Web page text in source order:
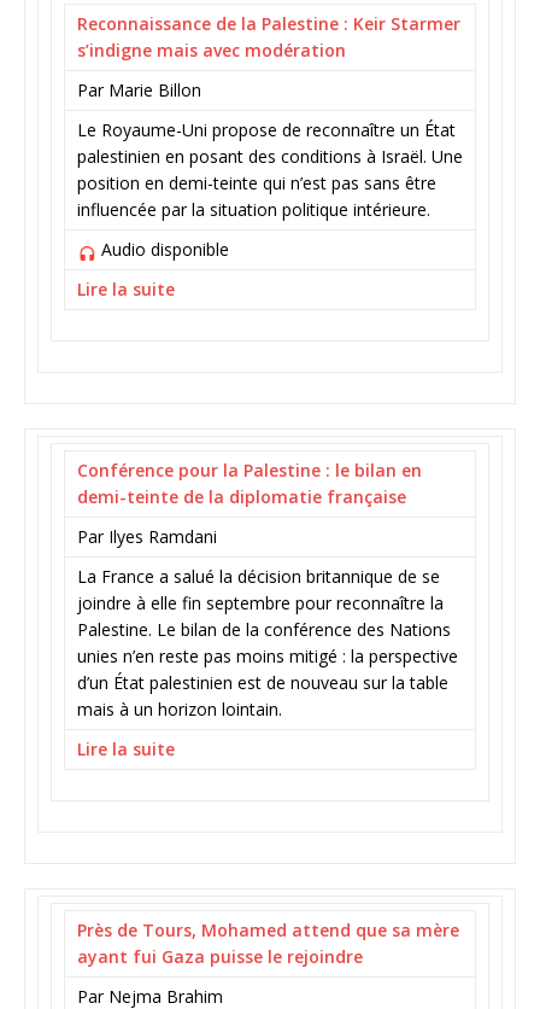
Reconnaissance de la Palestine : Keir Starmer
s’indigne mais avec modération
Par Marie Billon
Le Royaume-Uni propose de reconnaître un État
palestinien en posant des conditions à Israël. Une
position en demi-teinte qui n’est pas sans être
influencée par la situation politique intérieure.
Audio disponible
Lire la suite
Conférence pour la Palestine : le bilan en
demi-teinte de la diplomatie française
Par Ilyes Ramdani
La France a salué la décision britannique de se
joindre à elle fin septembre pour reconnaître la
Palestine. Le bilan de la conférence des Nations
unies n’en reste pas moins mitigé : la perspective
d’un État palestinien est de nouveau sur la table
mais à un horizon lointain.
Lire la suite
Près de Tours, Mohamed attend que sa mère
ayant fui Gaza puisse le rejoindre
Par Nejma Brahim